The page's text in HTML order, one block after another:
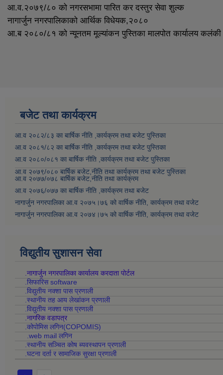
आ.व.२०७९/८० को नगरसभामा पारित कर दस्तुर सेवा शुल्क
नागार्जुन नगरपालिकाको आर्थिक विधेयक,२०८०
आ.ब २०८०/८१ को न्यूनतम मूल्यांकन पुस्तिका मालपोत कार्यालय कलंकी
बजेट तथा कार्यक्रम
आ.व २०८२/८३ का बार्षिक नीति ,कार्यक्रम तथा बजेट पुस्तिका
आ.व २०८१/८२ का बार्षिक नीति ,कार्यक्रम तथा बजेट पुस्तिका
आ.व २०८०/०८१ का बार्षिक नीति ,कार्यक्रम तथा बजेट पुस्तिका
आ.व २०७९/०८० बार्षिक बजेट,नीति तथा कार्यक्रम तथा बजेट पुस्तिका
आ.व २०७७/०७८ बार्षिक बजेट,नीति तथा कार्यक्रम
आ.व २०७६/०७७ का बार्षिक नीति ,कार्यक्रम तथा बजेट
नागार्जुन नगरपालिका आ.व २०७५।७६ को वार्षिक नीति, कार्यक्रम तथा वजेट
नागार्जुन नगरपालिका आ.व २०७४।७५ को वार्षिक नीति, कार्यक्रम तथा वजेट
विद्युतीय सुशासन सेवा
.नागार्जुन नगरपालिका कार्यालय करदाता पोर्टल
.सिफारिस software
.विद्युतीय नक्शा पास प्रणाली
.स्थानीय तह आय लेखांकन प्रणाली
.विद्युतीय नक्शा पास प्रणाली
.नागरिक वडापत्र
.कोपोमिस लगिन(COPOMIS)
.web mail लगिन
.स्थानीय सञ्चित कोष ब्यवस्थापन प्रणाली
.घटना दर्ता र सामाजिक सुरक्षा प्रणाली